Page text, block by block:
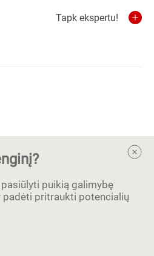
Tapk ekspertu!
puikią galimybę
padėti pritraukti potencialių